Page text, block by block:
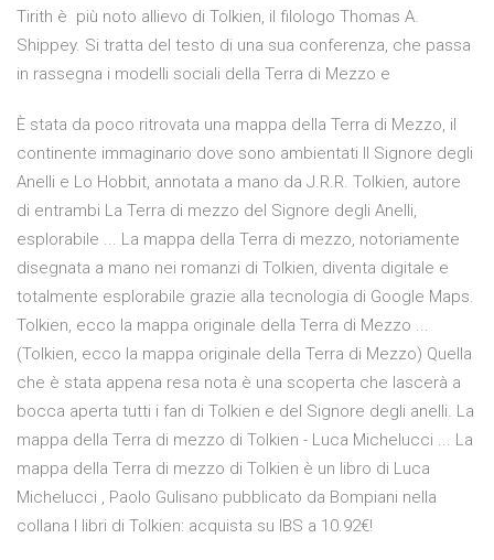
Tirith è più noto allievo di Tolkien, il filologo Thomas A.
Shippey. Si tratta del testo di una sua conferenza, che passa
in rassegna i modelli sociali della Terra di Mezzo e
È stata da poco ritrovata una mappa della Terra di Mezzo, il
continente immaginario dove sono ambientati Il Signore degli
Anelli e Lo Hobbit, annotata a mano da J.R.R. Tolkien, autore
di entrambi La Terra di mezzo del Signore degli Anelli,
esplorabile ... La mappa della Terra di mezzo, notoriamente
disegnata a mano nei romanzi di Tolkien, diventa digitale e
totalmente esplorabile grazie alla tecnologia di Google Maps.
Tolkien, ecco la mappa originale della Terra di Mezzo ...
(Tolkien, ecco la mappa originale della Terra di Mezzo) Quella
che è stata appena resa nota è una scoperta che lascerà a
bocca aperta tutti i fan di Tolkien e del Signore degli anelli. La
mappa della Terra di mezzo di Tolkien - Luca Michelucci ... La
mappa della Terra di mezzo di Tolkien è un libro di Luca
Michelucci , Paolo Gulisano pubblicato da Bompiani nella
collana I libri di Tolkien: acquista su IBS a 10.92€!